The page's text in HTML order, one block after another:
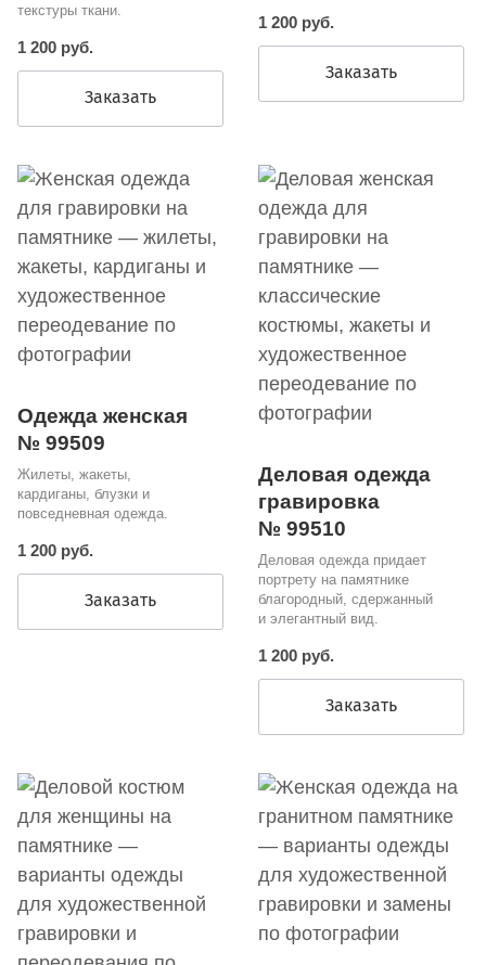
текстуры ткани.
1 200 руб.
Заказать
1 200 руб.
Заказать
Одежда женская
№ 99509
Жилеты, жакеты,
кардиганы, блузки и
повседневная одежда.
1 200 руб.
Заказать
Деловая одежда
гравировка
№ 99510
Деловая одежда придает
портрету на памятнике
благородный, сдержанный
и элегантный вид.
1 200 руб.
Заказать